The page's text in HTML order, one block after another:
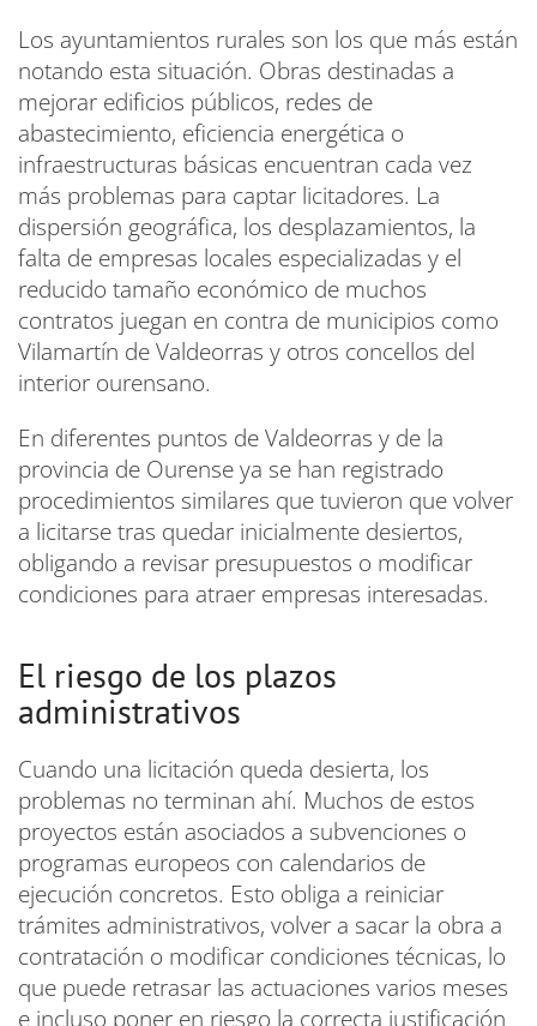
Los ayuntamientos rurales son los que más están
notando esta situación. Obras destinadas a
mejorar edificios públicos, redes de
abastecimiento, eficiencia energética o
infraestructuras básicas encuentran cada vez
más problemas para captar licitadores. La
dispersión geográfica, los desplazamientos, la
falta de empresas locales especializadas y el
reducido tamaño económico de muchos
contratos juegan en contra de municipios como
Vilamartín de Valdeorras y otros concellos del
interior ourensano.
En diferentes puntos de Valdeorras y de la
provincia de Ourense ya se han registrado
procedimientos similares que tuvieron que volver
a licitarse tras quedar inicialmente desiertos,
obligando a revisar presupuestos o modificar
condiciones para atraer empresas interesadas.
El riesgo de los plazos
administrativos
Cuando una licitación queda desierta, los
problemas no terminan ahí. Muchos de estos
proyectos están asociados a subvenciones o
programas europeos con calendarios de
ejecución concretos. Esto obliga a reiniciar
trámites administrativos, volver a sacar la obra a
contratación o modificar condiciones técnicas, lo
que puede retrasar las actuaciones varios meses
e incluso poner en riesgo la correcta justificación